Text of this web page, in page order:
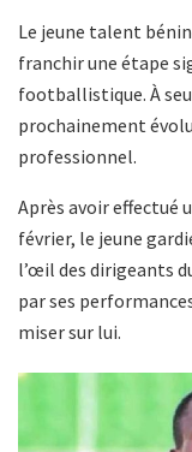
Le jeune talent
franchir une étape
footballistique. À
prochainement
professionnel.
Après avoir effectué
février, le jeune
l’œil des dirigeants
par ses
miser sur lui.